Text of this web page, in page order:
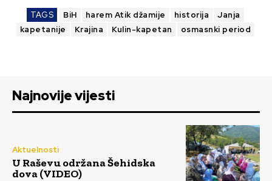
TAGS BiH harem Atik džamije historija
Janja
kapetanije
Krajina Kulin-kapetan osmasnki period
Najnovije vijesti
Aktuelnosti
U Raševu održana Šehidska
dova (VIDEO)